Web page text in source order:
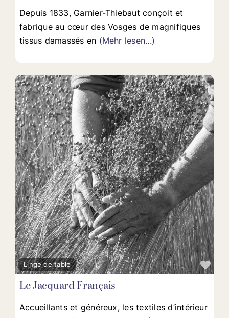
Depuis 1833, Garnier-Thiebaut conçoit et
fabrique au cœur des Vosges de magnifiques
tissus damassés en (Mehr lesen...)
Linge de table
Le Jacquard Français
Accueillants et généreux, les textiles d’intérieur